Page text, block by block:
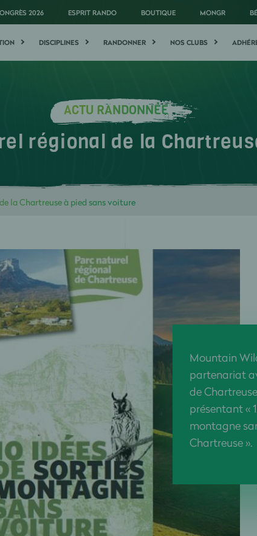
2026 ESPRIT RANDO BOUTIQUE MONGR
DISCIPLINES RANDONNER NOS CLUBS
ACTU RANDONNÉE
régional de la
la Chartreuse à pied sans voiture
Mountain
partenariat
de
présentant «
montagne
Chartreuse ».